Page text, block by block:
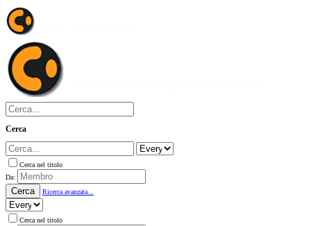
Cerca
Cerca nel titolo
Da:
Cerca Ricerca avanzata...
Cerca nel titolo